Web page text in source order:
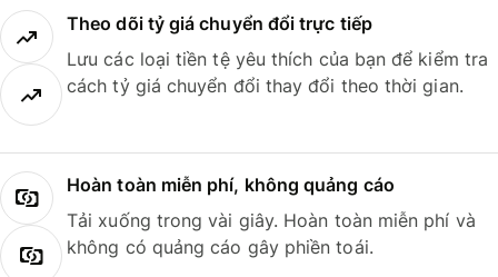
Theo dõi tỷ giá chuyển đổi trực tiếp
Lưu các loại tiền tệ yêu thích của bạn để kiểm tra
cách tỷ giá chuyển đổi thay đổi theo thời gian.
Hoàn toàn miễn phí, không quảng cáo
Tải xuống trong vài giây. Hoàn toàn miễn phí và
không có quảng cáo gây phiền toái.